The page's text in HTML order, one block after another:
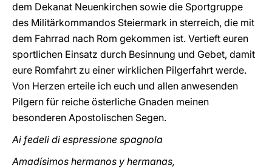
dem Dekanat Neuenkirchen sowie die Sportgruppe
des Militärkommandos Steiermark in sterreich, die mit
dem Fahrrad nach Rom gekommen ist. Vertieft euren
sportlichen Einsatz durch Besinnung und Gebet, damit
eure Romfahrt zu einer wirklichen Pilgerfahrt werde.
Von Herzen erteile ich euch und allen anwesenden
Pilgern für reiche österliche Gnaden meinen
besonderen Apostolischen Segen.
Ai fedeli di espressione spagnola
Amadísimos hermanos y hermanas,